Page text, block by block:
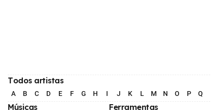
Todos artistas
A B C D E F G H I J K L M N O P Q
Músicas Ferramentas